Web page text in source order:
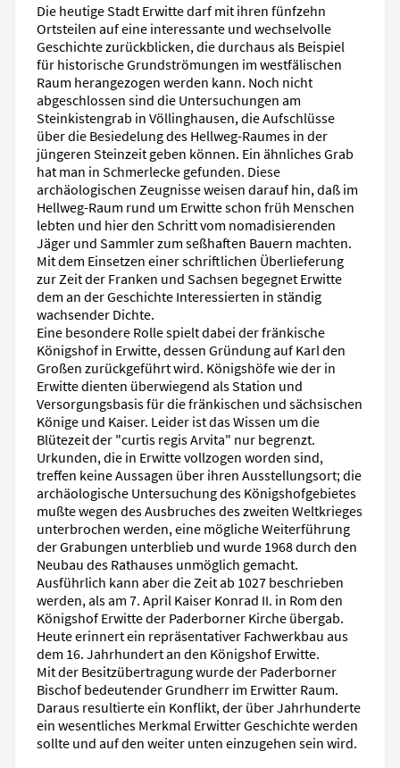
Die heutige Stadt Erwitte darf mit ihren fünfzehn
Ortsteilen auf eine interessante und wechselvolle
Geschichte zurückblicken, die durchaus als Beispiel
für historische Grundströmungen im westfälischen
Raum herangezogen werden kann. Noch nicht
abgeschlossen sind die Untersuchungen am
Steinkistengrab in Völlinghausen, die Aufschlüsse
über die Besiedelung des Hellweg-Raumes in der
jüngeren Steinzeit geben können. Ein ähnliches Grab
hat man in Schmerlecke gefunden. Diese
archäologischen Zeugnisse weisen darauf hin, daß im
Hellweg-Raum rund um Erwitte schon früh Menschen
lebten und hier den Schritt vom nomadisierenden
Jäger und Sammler zum seßhaften Bauern machten.
Mit dem Einsetzen einer schriftlichen Überlieferung
zur Zeit der Franken und Sachsen begegnet Erwitte
dem an der Geschichte Interessierten in ständig
wachsender Dichte.
Eine besondere Rolle spielt dabei der fränkische
Königshof in Erwitte, dessen Gründung auf Karl den
Großen zurückgeführt wird. Königshöfe wie der in
Erwitte dienten überwiegend als Station und
Versorgungsbasis für die fränkischen und sächsischen
Könige und Kaiser. Leider ist das Wissen um die
Blütezeit der "curtis regis Arvita" nur begrenzt.
Urkunden, die in Erwitte vollzogen worden sind,
treffen keine Aussagen über ihren Ausstellungsort; die
archäologische Untersuchung des Königshofgebietes
mußte wegen des Ausbruches des zweiten Weltkrieges
unterbrochen werden, eine mögliche Weiterführung
der Grabungen unterblieb und wurde 1968 durch den
Neubau des Rathauses unmöglich gemacht.
Ausführlich kann aber die Zeit ab 1027 beschrieben
werden, als am 7. April Kaiser Konrad II. in Rom den
Königshof Erwitte der Paderborner Kirche übergab.
Heute erinnert ein repräsentativer Fachwerkbau aus
dem 16. Jahrhundert an den Königshof Erwitte.
Mit der Besitzübertragung wurde der Paderborner
Bischof bedeutender Grundherr im Erwitter Raum.
Daraus resultierte ein Konflikt, der über Jahrhunderte
ein wesentliches Merkmal Erwitter Geschichte werden
sollte und auf den weiter unten einzugehen sein wird.